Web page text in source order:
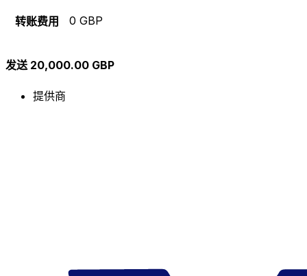
转账费用 0 GBP
发送 20,000.00 GBP
提供商